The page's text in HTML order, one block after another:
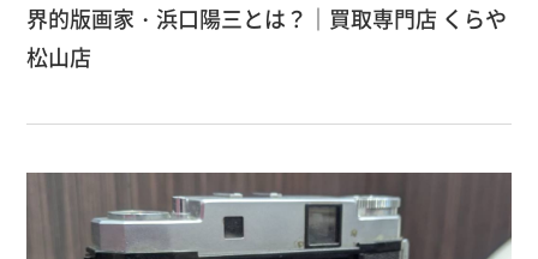
界的版画家・浜口陽三とは？｜買取専門店 くらや
松山店